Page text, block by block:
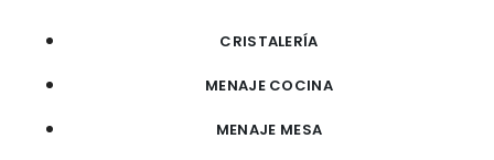
CRISTALERÍA
MENAJE COCINA
MENAJE MESA